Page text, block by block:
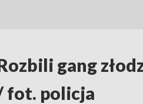
gang
fot. policja